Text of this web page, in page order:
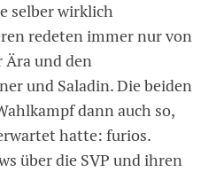
selber wirklich
redeten immer nur von
Ära und den
und Saladin. Die beiden
dann auch so,
hatte: furios.
über die SVP und ihren